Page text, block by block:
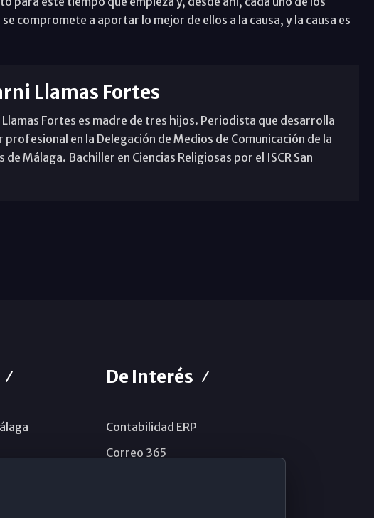
compromete a aportar lo mejor de ellos a la causa, y la causa es
Llamas Fortes
Llamas Fortes es madre de tres hijos. Periodista que desarrolla
profesional en la Delegación de Medios de Comunicación de la
de Málaga. Bachiller en Ciencias Religiosas por el ISCR San
De Interés
Contabilidad ERP
Correo 365